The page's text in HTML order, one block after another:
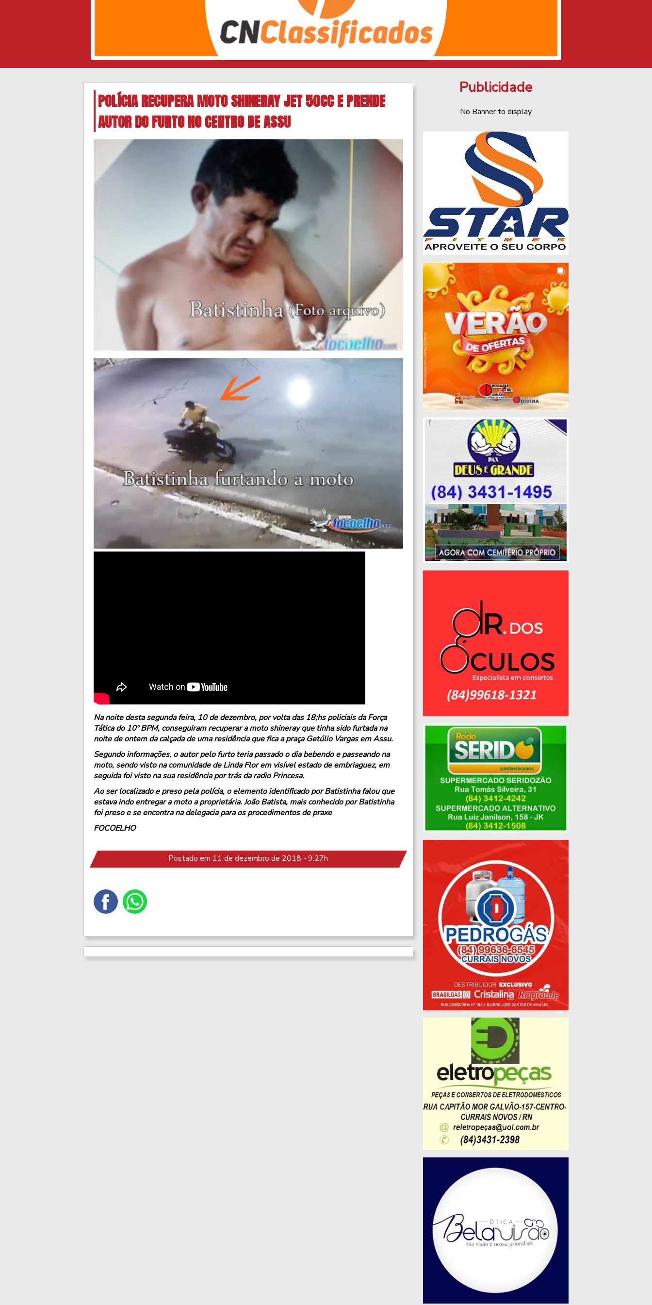
POLÍCIA RECUPERA MOTO SHINERAY JET 50CC E PRENDE
AUTOR DO FURTO NO CENTRO DE ASSU
Na noite desta segunda feira, 10 de dezembro, por volta das 18;hs policiais da Força
Tática do 10º BPM, conseguiram recuperar a moto shineray que tinha sido furtada na
noite de ontem da calçada de uma residência que fica a praça Getúlio Vargas em Assu.
Segundo informações, o autor pelo furto teria passado o dia bebendo e passeando na
moto, sendo visto na comunidade de Linda Flor em visível estado de embriaguez, em
seguida foi visto na sua residência por trás da radio Princesa.
Ao ser localizado e preso pela polícia, o elemento identificado por Batistinha falou que
estava indo entregar a moto a proprietária. João Batista, mais conhecido por Batistinha
foi preso e se encontra na delegacia para os procedimentos de praxe.
FOCOELHO
Postado em 11 de dezembro de 2018 - 9:27h
Publicidade
No Banner to display